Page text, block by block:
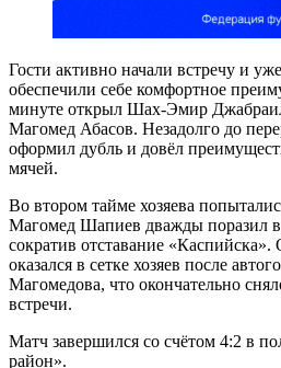
Гости активно начали встречу и
обеспечили себе комфортное
минуте открыл Шах-Эмир
Магомед Абасов. Незадолго до
оформил дубль и довёл
мячей.
Во втором тайме хозяева
Магомед Шапиев дважды поразил
сократив отставание
оказался в сетке хозяев после
Магомедова, что окончательно
встречи.
Матч завершился со счётом 4:2 в
район».